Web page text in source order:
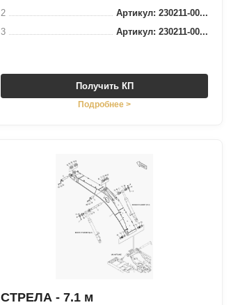
2
Артикул: 230211-00...
3
Артикул: 230211-00...
Получить КП
Подробнее >
СТРЕЛА - 7.1 м